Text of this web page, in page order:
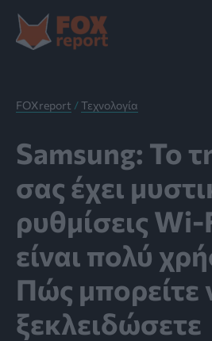
στο
περιεχόμενο
FOXreport /Τεχνολογία
Samsung: Το
σας έχει
ρυθμίσεις
είναι πολύ
Πώς μπορείτε
ξεκλειδώσετε